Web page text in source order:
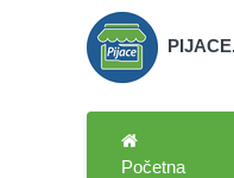
Početna